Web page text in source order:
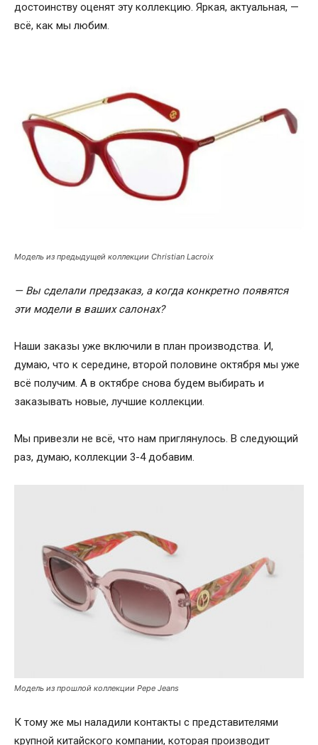
достоинству оценят эту коллекцию. Яркая, актуальная, —
всё, как мы любим.
Модель из предыдущей коллекции Christian Lacroix
— Вы сделали предзаказ, а когда конкретно появятся
эти модели в ваших салонах?
Наши заказы уже включили в план производства. И,
думаю, что к середине, второй половине октября мы уже
всё получим. А в октябре снова будем выбирать и
заказывать новые, лучшие коллекции.
Мы привезли не всё, что нам приглянулось. В следующий
раз, думаю, коллекции 3-4 добавим.
Модель из прошлой коллекции Pepe Jeans
К тому же мы наладили контакты с представителями
крупной китайского компании, которая производит